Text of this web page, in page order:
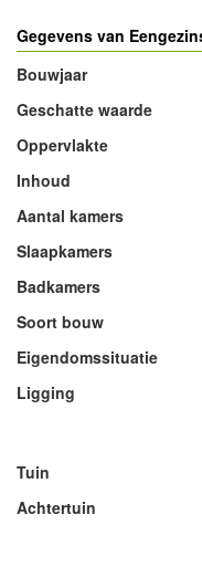
Gegevens van
Bouwjaar
Geschatte waarde
Oppervlakte
Inhoud
Aantal kamers
Slaapkamers
Badkamers
Soort bouw
Eigendomssituatie
Ligging
Tuin
Achtertuin